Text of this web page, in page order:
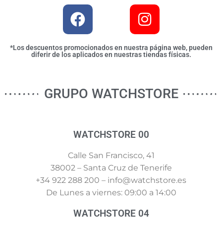
*Los descuentos promocionados en nuestra página web, pueden
diferir de los aplicados en nuestras tiendas físicas.
GRUPO WATCHSTORE
WATCHSTORE 00
Calle San Francisco, 41
38002 – Santa Cruz de Tenerife
+34 922 288 200 – info@watchstore.es
De Lunes a viernes: 09:00 a 14:00
WATCHSTORE 04